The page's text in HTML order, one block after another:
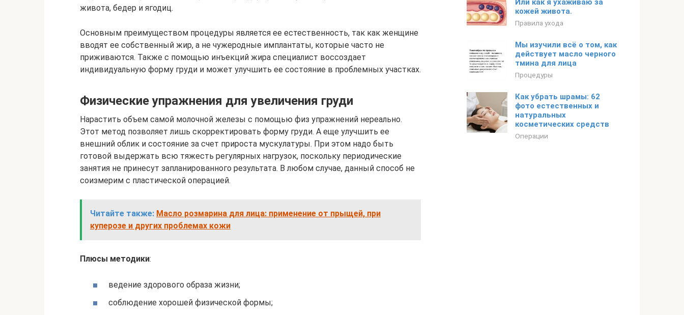
живота, бедер и ягодиц.
Основным преимуществом процедуры является ее естественность, так как женщине
вводят ее собственный жир, а не чужеродные имплантаты, которые часто не
приживаются. Также с помощью инъекций жира специалист воссоздает
индивидуальную форму груди и может улучшить ее состояние в проблемных участках.
Физические упражнения для увеличения груди
Нарастить объем самой молочной железы с помощью физ упражнений нереально.
Этот метод позволяет лишь скорректировать форму груди. А еще улучшить ее
внешний облик и состояние за счет прироста мускулатуры. При этом надо быть
готовой выдержать всю тяжесть регулярных нагрузок, поскольку периодические
занятия не принесут запланированного результата. В любом случае, данный способ не
соизмерим с пластической операцией.
Читайте также: Масло розмарина для лица: применение от прыщей, при
куперозе и других проблемах кожи
Плюсы методики:
ведение здорового образа жизни;
соблюдение хорошей физической формы;
Или как я ухаживаю за
кожей живота.
Правила ухода
Мы изучили всё о том, как
действует масло черного
тмина для лица
Процедуры
Как убрать шрамы: 62
фото естественных и
натуральных
косметических средств
Операции